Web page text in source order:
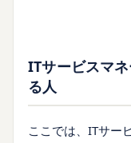
ITサービスマ
る人
ここでは、ITサー